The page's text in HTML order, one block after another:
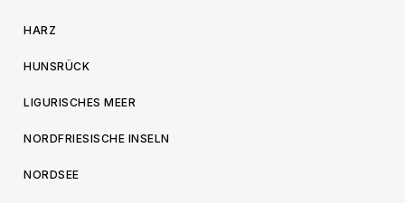
HARZ
HUNSRÜCK
LIGURISCHES MEER
NORDFRIESISCHE INSELN
NORDSEE